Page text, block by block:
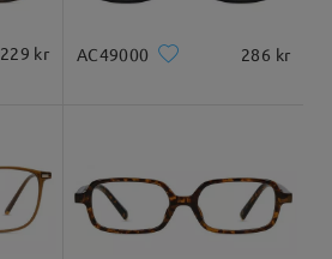
Skriv en recension
229 kr AC49000 286 kr